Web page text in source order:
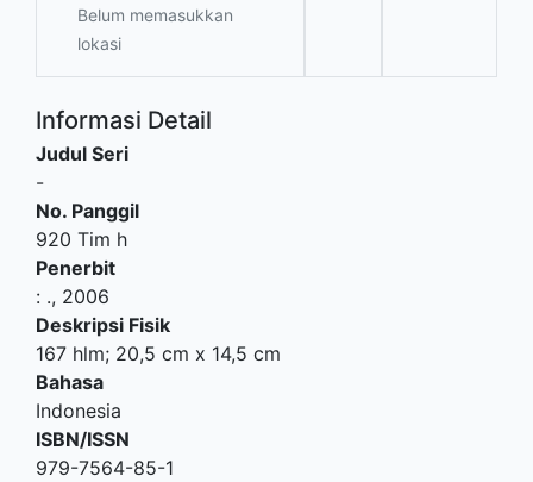
Belum memasukkan
lokasi
Informasi Detail
Judul Seri
-
No. Panggil
920 Tim h
Penerbit
: ., 2006
Deskripsi Fisik
167 hlm; 20,5 cm x 14,5 cm
Bahasa
Indonesia
ISBN/ISSN
979-7564-85-1